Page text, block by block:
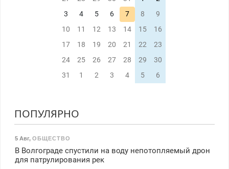
3
4 5 6 7 8
9
10
11 12 13 14 15
16
17
18 19 20 21 22
23
24
25 26 27 28 29
30
31
1 2 3 4 5 6
ПОПУЛЯРНО
5 Авг, ОБЩЕСТВО
В Волгограде спустили на воду непотопляемый дрон
для патрулирования рек